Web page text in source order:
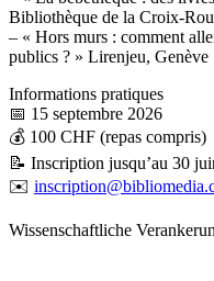
Bibliothèque de la Croix-
– « Hors murs : comment
publics ? » Lirenjeu, Genève
Informations pratiques
📅 15 septembre 2026
💰 100 CHF (repas compris)
📝 Inscription jusqu’au 30
✉️
Wissenschaftliche